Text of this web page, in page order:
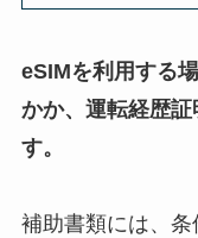
eSIMを利用する
かか、運転経歴
す。
補助書類には、